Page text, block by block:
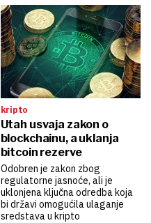
kripto
Utah usvaja zakon o
blockchainu, a uklanja
bitcoin rezerve
Odobren je zakon zbog
regulatorne jasnoće, ali je
uklonjena ključna odredba koja
bi državi omogućila ulaganje
sredstava u kripto